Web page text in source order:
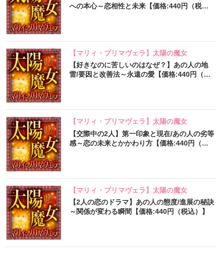
への本心～恋相性と未来【価格:440円（税
【マリィ・プリマヴェラ】太陽の魔女
【好きなのに苦しいのはなぜ？】あの人の地
雷/要因と改善法～永遠の愛【価格:440円（税
【マリィ・プリマヴェラ】太陽の魔女
【交際中の2人】第一印象と現在/あの人の劣等
感～恋の未来とかかわり方【価格:440円（税
【マリィ・プリマヴェラ】太陽の魔女
【2人の恋のドラマ】あの人の態度/進展の秘訣
～関係が変わる瞬間【価格:440円（税込）】